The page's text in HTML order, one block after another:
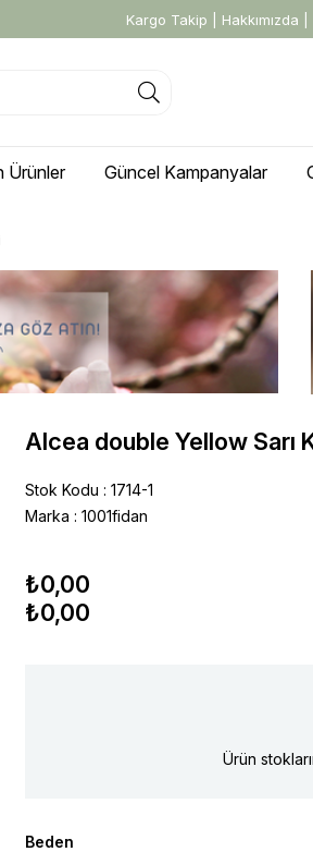
Kargo Takip Hakkımızda
Ürünler Güncel Kampanyalar
Alcea double Yellow Sarı
Stok Kodu
1714-1
Marka : 1001fidan
₺0,00
₺0,00
Ürün
Beden